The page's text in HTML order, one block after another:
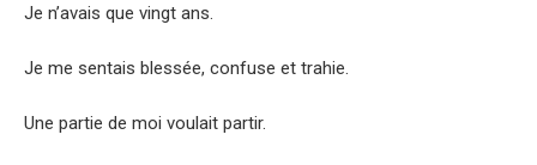
Je n’avais que vingt ans.
Je me sentais blessée, confuse et trahie.
Une partie de moi voulait partir.